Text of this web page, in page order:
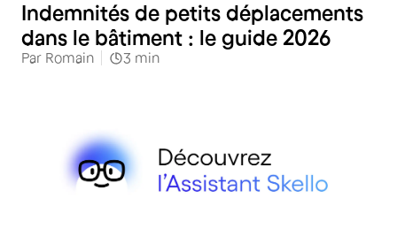
Indemnités de petits déplacements
dans le bâtiment : le guide 2026
Par Romain 3 min